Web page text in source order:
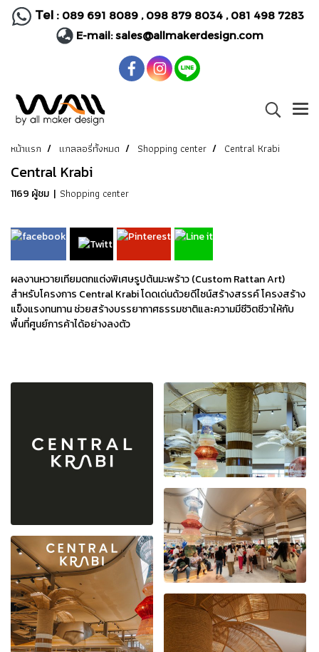
Tel : 089 691 8089, 098 879 8034 , 081 498 7283
E-mail:sales@allmakerdesign.com
หน้าแรก แกลลอรี่ทั้งหมด Shopping center Central Krabi
Central Krabi
1169 ผู้ชม | Shopping center
ผลงานหวายเทียมตกแต่งพิเศษรูปต้นมะพร้าว (Custom Rattan Art)
สำหรับโครงการ Central Krabi โดดเด่นด้วยดีไซน์สร้างสรรค์ โครงสร้าง
แข็งแรงทนทาน ช่วยสร้างบรรยากาศธรรมชาติและความมีชีวิตชีวาให้กับ
พื้นที่ศูนย์การค้าได้อย่างลงตัว